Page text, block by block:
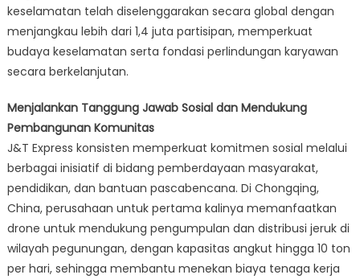
keselamatan telah diselenggarakan secara global dengan
menjangkau lebih dari 1,4 juta partisipan, memperkuat
budaya keselamatan serta fondasi perlindungan karyawan
secara berkelanjutan.
Menjalankan Tanggung Jawab Sosial dan Mendukung
Pembangunan Komunitas
J&T Express konsisten memperkuat komitmen sosial melalui
berbagai inisiatif di bidang pemberdayaan masyarakat,
pendidikan, dan bantuan pascabencana. Di Chongqing,
China, perusahaan untuk pertama kalinya memanfaatkan
drone untuk mendukung pengumpulan dan distribusi jeruk di
wilayah pegunungan, dengan kapasitas angkut hingga 10 ton
per hari, sehingga membantu menekan biaya tenaga kerja